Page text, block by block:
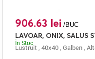
906.63 lei /BUC
LAVOAR, ONIX, SALUS
Lustruit , 40x40, Galben,
În Stoc